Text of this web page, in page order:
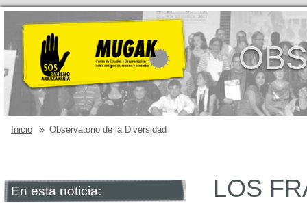
Inicio » Observatorio de la Diversidad
En esta noticia: LOS